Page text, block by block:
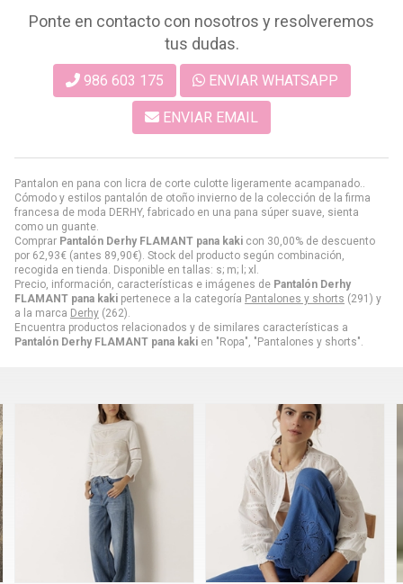
Pantalon en pana con licra de corte culotte ligeramente acampanado..
Cómodo y estilos pantalón de otoño invierno de la colección de la firma
francesa de moda DERHY, fabricado en una pana súper suave, sienta
como un guante.
Comprar Pantalón Derhy FLAMANT pana kaki con 30,00% de descuento
por 62,93€ (antes 89,90€). Stock del producto según combinación,
recogida en tienda. Disponible en tallas: s; m; l; xl.
Precio, información, características e imágenes de Pantalón Derhy
FLAMANT pana kaki pertenece a la categoría Pantalones y shorts (291) y
a la marca Derhy (262).
Encuentra productos relacionados y de similares características a
Pantalón Derhy FLAMANT pana kaki en "Ropa", "Pantalones y shorts".
Ponte en contacto con nosotros y resolveremos
tus dudas.
986 603 175 ENVIAR WHATSAPP
ENVIAR EMAIL